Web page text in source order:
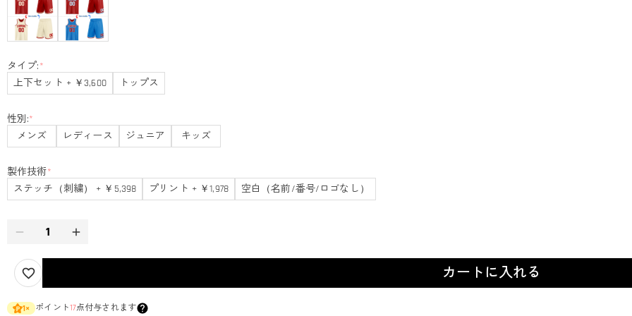
タイプ:*
上下セット + ￥3,600
トップス
性別:*
メンズ
レディース ジュニア キッズ
製作技術*
ステッチ（刺繍） + ￥5,398
プリント + ￥1,978 空白（名前/番号/ロゴなし）
カートに入れる
1× ポイント17点付与されます